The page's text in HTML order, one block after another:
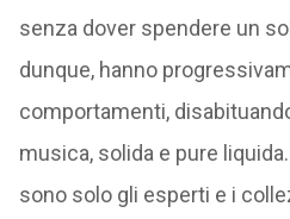
senza dover spendere un
dunque, hanno
comportamenti,
musica, solida e pure
sono solo gli esperti e i